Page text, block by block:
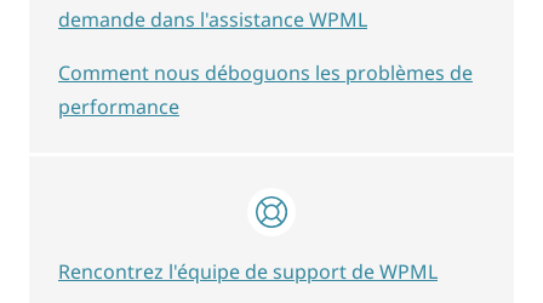
demande dans l'assistance WPML
Comment nous déboguons les problèmes de
performance
Rencontrez l'équipe de support de WPML